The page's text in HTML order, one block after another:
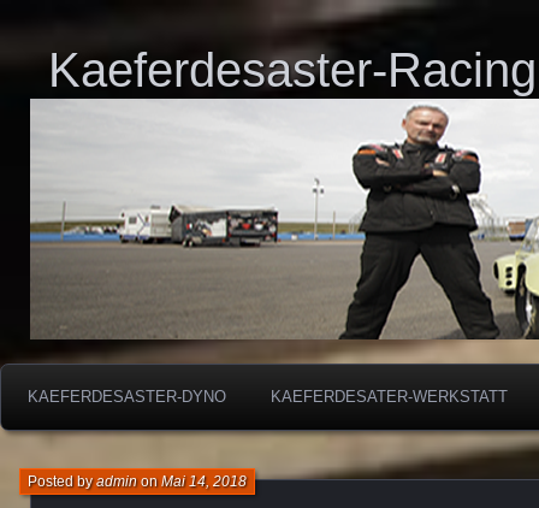
Kaeferdesaster-Racing
KAEFERDESASTER-DYNO KAEFERDESATER-WERKSTATT
Posted byadminonMai 14, 2018